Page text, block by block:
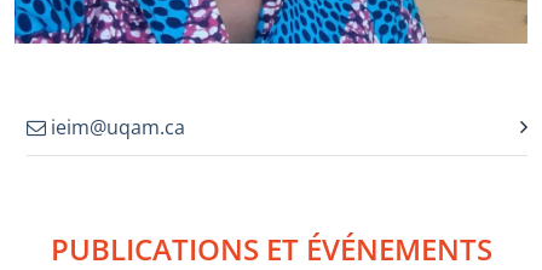
ieim@uqam.ca
PUBLICATIONS ET ÉVÉNEMENTS